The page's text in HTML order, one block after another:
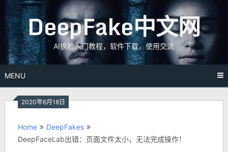
Skip
to
content DeepFake中文网
AI换脸入门教程，软件下载，使用交流
MENU
2020年6月18日
Home
DeepFakes
DeepFaceLab出错：页面文件太小，无法完成操作！